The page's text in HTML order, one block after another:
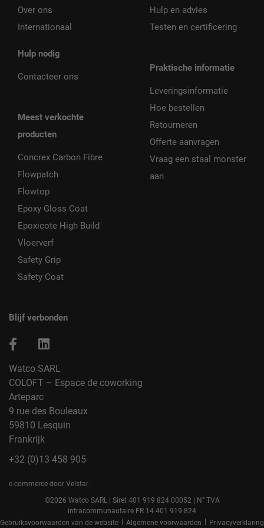
Over ons
Internationaal
Hulp nodig
Contacteer ons
Meest verkochte
producten
Concrex Carbon Fibre
Flowpatch
Flowtop
Epoxy Gloss Coat
Epoxicote High Build
Vloerverf
Safety Grip
Safety Coat
Hulp en advies
Testen en certificering
Praktische informatie
Leveringsinformatie
Hoe bestellen
Retourneren
Offerte aanvragen
Vraag een staal monster
aan
Blijf verbonden
Watco SARL
COLOFT – Espace de coworking
Arteparc
9 rue des Bouleaux
59810 Lesquin
Frankrijk
+32 (0)13 458 905
e-commerce door Velstar
©2026 Watco SARL | Siret 401 919 824 00052 | N° TVA
intracommunautaire FR 14 401 919 824
Gebruiksvoorwaarden van de website
Algemene voorwaarden Privacyverklaring